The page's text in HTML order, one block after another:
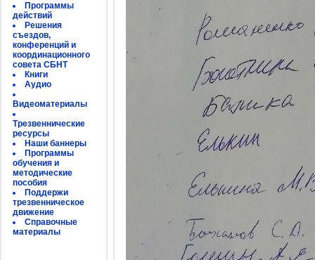
Программы
действий
Решения
съездов,
конференций и
координационного
совета СБНТ
Книги
Аудио
Видеоматериалы
Трезвеннические
ресурсы
Наши баннеры
Программы
обучения и
методические
пособия
Поддержи
трезвенническое
движение
Справочные
материалы